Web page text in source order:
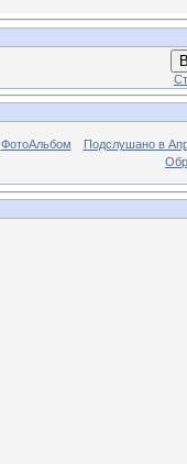
ФотоАльбом
Подслушано в